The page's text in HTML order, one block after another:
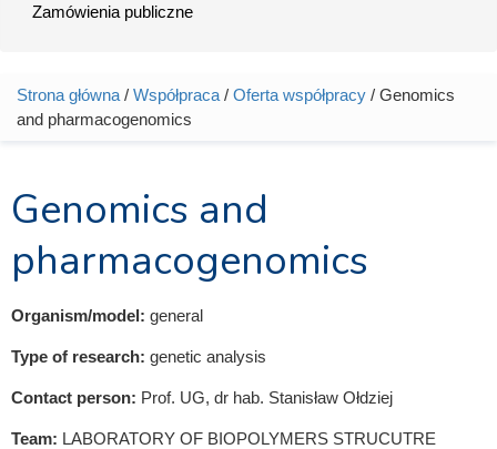
Zamówienia publiczne
Jesteś tutaj
Strona główna / Współpraca / Oferta współpracy / Genomics
and pharmacogenomics
Genomics and
pharmacogenomics
Organism/model: general
Type of research: genetic analysis
Contact person: Prof. UG, dr hab. Stanisław Ołdziej
Team: LABORATORY OF BIOPOLYMERS STRUCUTRE